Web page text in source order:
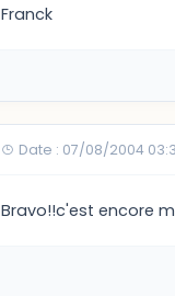
Franck
Date : 07/08/2004
Bravo!!c'est encore